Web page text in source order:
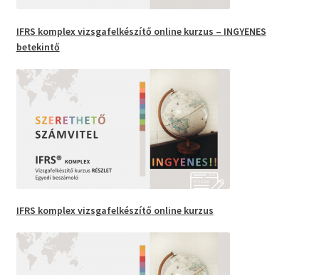
IFRS komplex vizsgafelkészítő online kurzus – INGYENES
betekintő
IFRS komplex vizsgafelkészítő online kurzus